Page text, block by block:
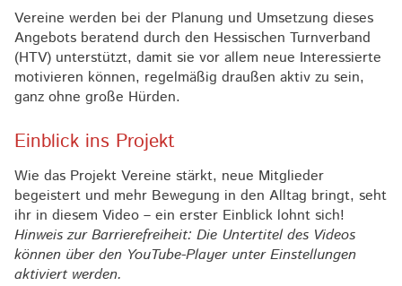
Vereine werden bei der Planung und Umsetzung dieses
Angebots beratend durch den Hessischen Turnverband
(HTV) unterstützt, damit sie vor allem neue Interessierte
motivieren können, regelmäßig draußen aktiv zu sein,
ganz ohne große Hürden.
Einblick ins Projekt
Wie das Projekt Vereine stärkt, neue Mitglieder
begeistert und mehr Bewegung in den Alltag bringt, seht
ihr in diesem Video – ein erster Einblick lohnt sich!
Hinweis zur Barrierefreiheit: Die Untertitel des Videos
können über den YouTube-Player unter Einstellungen
aktiviert werden.